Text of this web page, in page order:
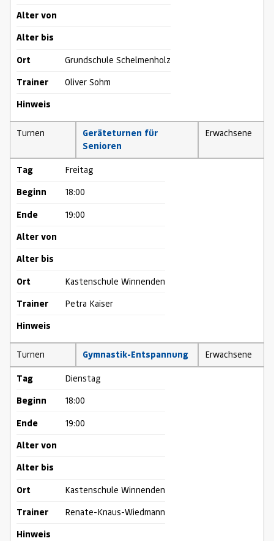
Alter von
Alter bis
Ort Grundschule Schelmenholz
Trainer Oliver Sohm
Hinweis
Turnen
Geräteturnen für
Senioren
Erwachsene
Tag Freitag
Beginn 18:00
Ende 19:00
Alter von
Alter bis
Ort Kastenschule Winnenden
Trainer Petra Kaiser
Hinweis
Turnen Gymnastik-Entspannung Erwachsene
Tag Dienstag
Beginn 18:00
Ende 19:00
Alter von
Alter bis
Ort Kastenschule Winnenden
Trainer Renate-Knaus-Wiedmann
Hinweis